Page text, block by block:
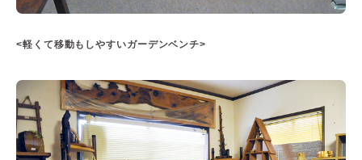
<軽くて移動もしやすいガーデンベンチ>